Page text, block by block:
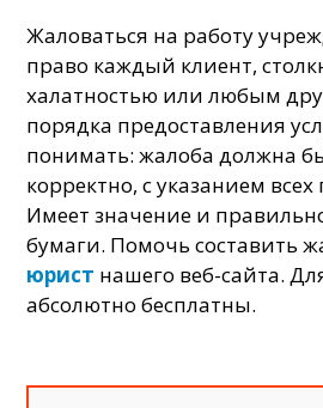
Жаловаться на работу
право каждый клиент,
халатностью или любым
порядка предоставления
понимать: жалоба должна
корректно, с указанием
Имеет значение и
бумаги. Помочь составить
юрист нашего веб-сайта.
абсолютно бесплатны.